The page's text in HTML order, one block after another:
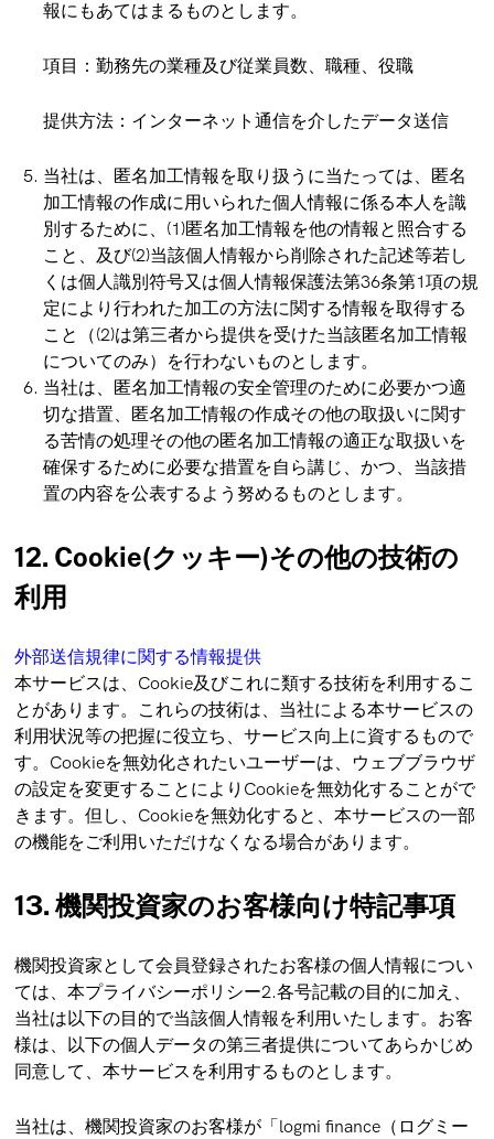
報にもあてはまるものとします。
項目：勤務先の業種及び従業員数、職種、役職
提供方法：インターネット通信を介したデータ送信
当社は、匿名加工情報を取り扱うに当たっては、匿名
加工情報の作成に用いられた個人情報に係る本人を識
別するために、(1)匿名加工情報を他の情報と照合する
こと、及び(2)当該個人情報から削除された記述等若し
くは個人識別符号又は個人情報保護法第36条第1項の規
定により行われた加工の方法に関する情報を取得する
こと（(2)は第三者から提供を受けた当該匿名加工情報
についてのみ）を行わないものとします。
当社は、匿名加工情報の安全管理のために必要かつ適
切な措置、匿名加工情報の作成その他の取扱いに関す
る苦情の処理その他の匿名加工情報の適正な取扱いを
確保するために必要な措置を自ら講じ、かつ、当該措
置の内容を公表するよう努めるものとします。
12. Cookie(クッキー)その他の技術の
利用
外部送信規律に関する情報提供
本サービスは、Cookie及びこれに類する技術を利用するこ
とがあります。これらの技術は、当社による本サービスの
利用状況等の把握に役立ち、サービス向上に資するもので
す。Cookieを無効化されたいユーザーは、ウェブブラウザ
の設定を変更することによりCookieを無効化することがで
きます。但し、Cookieを無効化すると、本サービスの一部
の機能をご利用いただけなくなる場合があります。
13. 機関投資家のお客様向け特記事項
機関投資家として会員登録されたお客様の個人情報につい
ては、本プライバシーポリシー2.各号記載の目的に加え、
当社は以下の目的で当該個人情報を利用いたします。お客
様は、以下の個人データの第三者提供についてあらかじめ
同意して、本サービスを利用するものとします。
当社は、機関投資家のお客様が「logmi finance（ログミー